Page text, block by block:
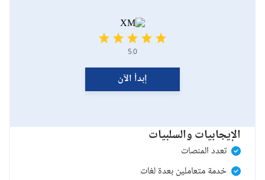
5.0
إبدأ الآن
الإيجابيات والسلبيات
تعدد المنصات
خدمة متعاملين بعدة لغات